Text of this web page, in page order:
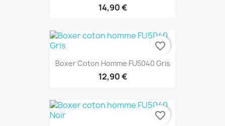
14,90 €
Boxer Coton Homme FU5040 Gris
12,90 €
favorite_border
favorite_border